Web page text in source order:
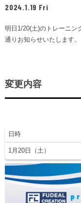
メディア
チケットガイド
席種・価格表
チケット購入方法
ニッパツシート
チーム
選手・スタッフ
観戦ガイド
クラブ概要
フリ丸のページ
サステナビリティ
ホームタウン活動
横浜FCスポーツクラ
ニッパツ横浜FCシー
ファン
スタータークラブ
スペシャルコンテンツ
オリジナルビール
育成ビジョン
試合日程・結果
パートナー
パートナー一覧
あしながドリーム基金
お問い合わせ
2024.1.19 Fri
明日1/20(土)のトレーニ
通りお知らせいたします。
変更内容
日時
1月20日（土）